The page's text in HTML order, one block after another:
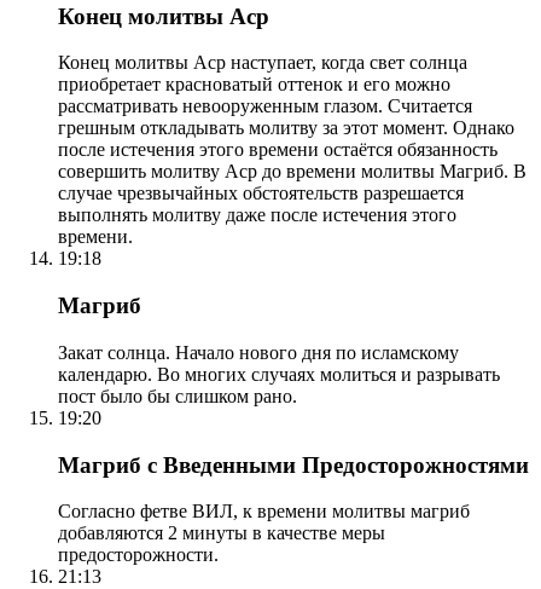
Конец молитвы Аср
Конец молитвы Аср наступает, когда свет солнца
приобретает красноватый оттенок и его можно
рассматривать невооруженным глазом. Считается
грешным откладывать молитву за этот момент. Однако
после истечения этого времени остаётся обязанность
совершить молитву Аср до времени молитвы Магриб. В
случае чрезвычайных обстоятельств разрешается
выполнять молитву даже после истечения этого
времени.
19:18
Магриб
Закат солнца. Начало нового дня по исламскому
календарю. Во многих случаях молиться и разрывать
пост было бы слишком рано.
19:20
Магриб с Введенными Предосторожностями
Согласно фетве ВИЛ, к времени молитвы магриб
добавляются 2 минуты в качестве меры
предосторожности.
21:13